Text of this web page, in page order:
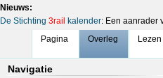
Nieuws:
De Stichting 3rail kalender: Een aanrader
Pagina
Overleg Lezen
Navigatie